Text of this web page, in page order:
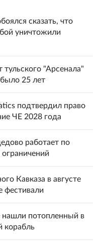
сказать, что
уничтожили
"Арсенала"
25 лет
подтвердил право
ЧЕ 2028 года
работает по
Кавказа в августе
фестивали
нашли потопленный в
корабль